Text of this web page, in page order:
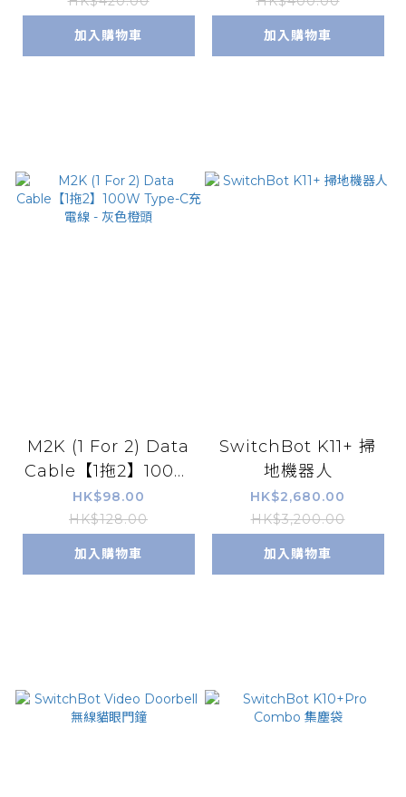
加入購物車 加入購物車
M2K (1 For 2) Data
Cable【1拖2】100W
Type-C充電線 - 灰色
橙頭
HK$98.00
HK$128.00
加入購物車
SwitchBot K11+ 掃
地機器人
HK$2,680.00
HK$3,200.00
加入購物車